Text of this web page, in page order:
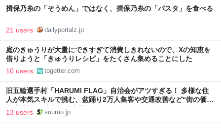
揖保乃糸の「そうめん」ではなく、揖保乃糸の「パスタ」を食べる
21 users dailyportalz.jp
庭のきゅうりが大量にできすぎて消費しきれないので、Xの知恵を
借りようと「きゅうりレシピ」をたくさん集めることにした
10 users togetter.com
旧五輪選手村「HARUMI FLAG」自治会がアツすぎる！ 多様な住
人が本気スキルで挑む、盆踊り2万人集客や交通改善など“街の価値
向上”戦略 東京・中央区
13 users suumo.jp